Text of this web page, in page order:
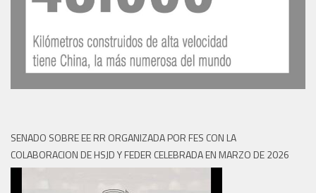
SENADO SOBRE EE RR ORGANIZADA POR FES CON LA
COLABORACION DE HSJD Y FEDER CELEBRADA EN MARZO DE 2026